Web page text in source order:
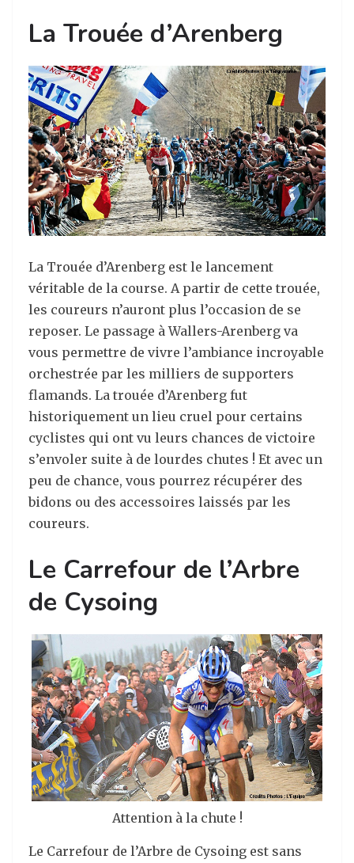
La Trouée d’Arenberg
La Trouée d’Arenberg est le lancement
véritable de la course. A partir de cette trouée,
les coureurs n’auront plus l’occasion de se
reposer. Le passage à Wallers-Arenberg va
vous permettre de vivre l’ambiance incroyable
orchestrée par les milliers de supporters
flamands. La trouée d’Arenberg fut
historiquement un lieu cruel pour certains
cyclistes qui ont vu leurs chances de victoire
s’envoler suite à de lourdes chutes ! Et avec un
peu de chance, vous pourrez récupérer des
bidons ou des accessoires laissés par les
coureurs.
Le Carrefour de l’Arbre
de Cysoing
Attention à la chute !
Le Carrefour de l’Arbre de Cysoing est sans